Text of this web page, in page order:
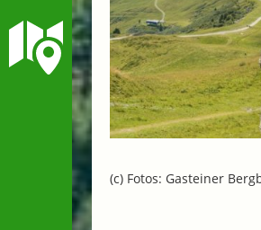
(c) Fotos: Gasteiner